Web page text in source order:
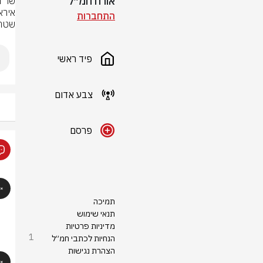
התחברות
פיד ראשי
צבע אדום
פרסם
תמיכה
תנאי שימוש
מדיניות פרטיות
הנחיות לכתבי חמ״ל
הצהרת נגישות
1